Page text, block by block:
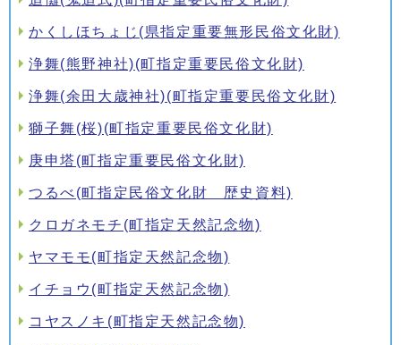
かくしほちょじ(県指定重要無形民俗文化財)
浄舞(熊野神社)(町指定重要民俗文化財)
浄舞(余田大歳神社)(町指定重要民俗文化財)
獅子舞(桜)(町指定重要民俗文化財)
庚申塔(町指定重要民俗文化財)
つるべ(町指定民俗文化財 歴史資料)
クロガネモチ(町指定天然記念物)
ヤマモモ(町指定天然記念物)
イチョウ(町指定天然記念物)
コヤスノキ(町指定天然記念物)